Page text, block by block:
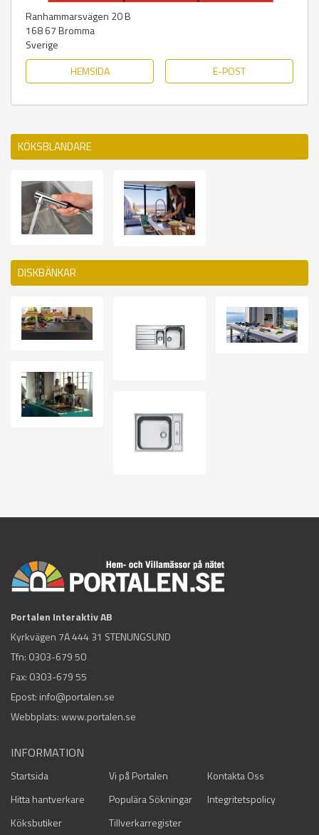
Ranhammarsvägen 20 B
168 67Bromma
Sverige
HEMSIDA
E-POST
KÖKSBLANDARE
DISKBÄNKAR
Portalen Interaktiv AB
Kyrkvägen 7A 444 31 STENUNGSUND
Tfn: 0303-679 50
Fax: 0303-679 55
Epost: info@portalen.se
Webbplats: www.portalen.se
INFORMATION
Startsida Vi på Portalen
Kontakta Oss
Hitta hantverkare
Populära Sökningar
Integritetspolicy
Köksbutiker
Tillverkarregister